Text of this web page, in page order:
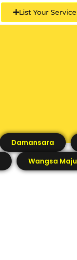
List Your Service
Damansara
Wangsa Maju